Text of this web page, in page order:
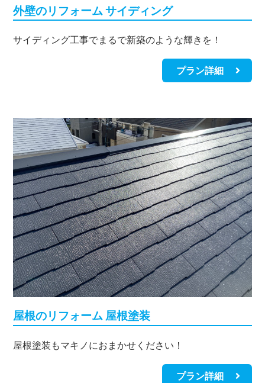
外壁のリフォーム サイディング
サイディング工事でまるで新築のような輝きを！
プラン詳細
屋根のリフォーム 屋根塗装
屋根塗装もマキノにおまかせください！
プラン詳細